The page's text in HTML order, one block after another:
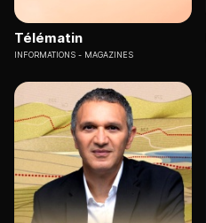
Télématin
INFORMATIONS MAGAZINES